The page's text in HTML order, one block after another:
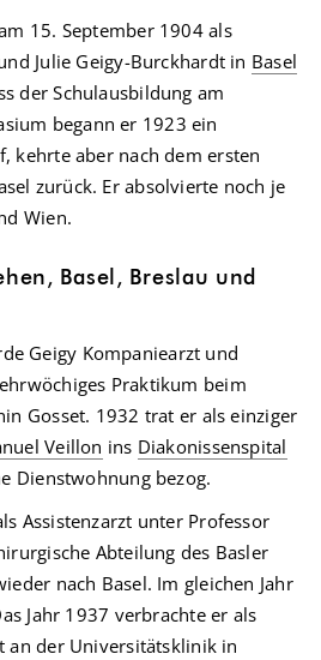
15. September 1904 als
Julie Geigy-Burckhardt in Basel
der Schulausbildung am
begann er 1923 ein
kehrte aber nach dem ersten
zurück. Er absolvierte noch je
Wien.
Basel, Breslau und
Geigy Kompaniearzt und
Praktikum beim
Gosset. 1932 trat er als einziger
Veillon ins Diakonissenspital
Dienstwohnung bezog.
Assistenzarzt unter Professor
Abteilung des Basler
nach Basel. Im gleichen Jahr
Jahr 1937 verbrachte er als
an der Universitätsklinik in